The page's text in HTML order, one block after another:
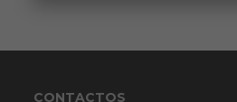
CONTACTOS